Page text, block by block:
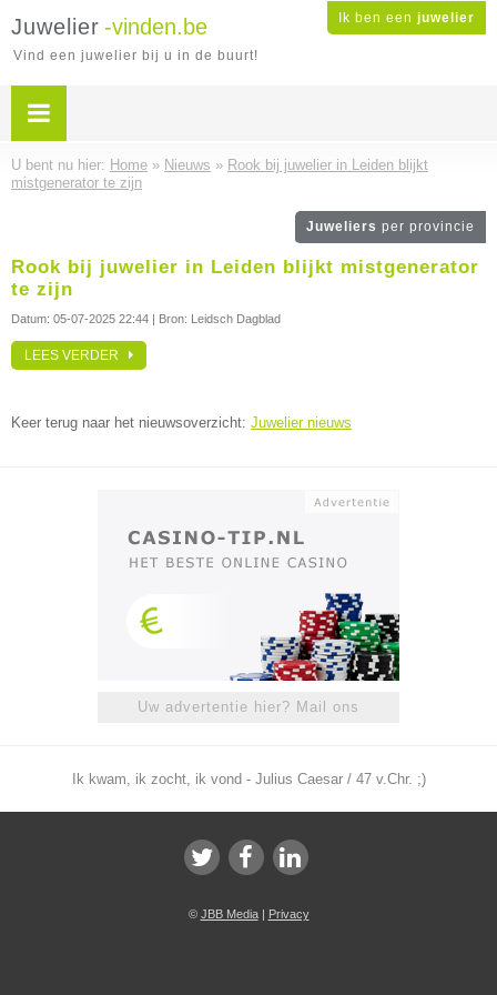
Ik ben een juwelier
Juwelier -vinden.be
Vind een juwelier bij u in de buurt!
U bent nu hier: Home » Nieuws » Rook bij juwelier in Leiden blijkt
mistgenerator te zijn
Juweliers per provincie
Rook bij juwelier in Leiden blijkt mistgenerator
te zijn
Datum: 05-07-2025 22:44 | Bron: Leidsch Dagblad
LEES VERDER
Keer terug naar het nieuwsoverzicht: Juwelier nieuws
Uw advertentie hier? Mail ons
Ik kwam, ik zocht, ik vond - Julius Caesar / 47 v.Chr. ;)
© JBB Media| Privacy